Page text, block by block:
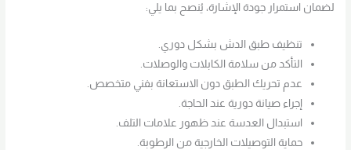
لضمان استمرار جودة الإشارة، يُنصح بما يلي:
تنظيف طبق الدش بشكل دوري.
التأكد من سلامة الكابلات والوصلات.
عدم تحريك الطبق دون الاستعانة بفني متخصص.
إجراء صيانة دورية عند الحاجة.
استبدال العدسة عند ظهور علامات التلف.
حماية التوصيلات الخارجية من الرطوبة.